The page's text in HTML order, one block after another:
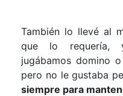
También lo llevé al
que lo requería,
jugábamos domino
pero no le gustaba
siempre para